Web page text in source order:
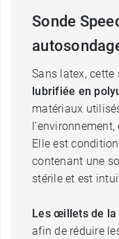
Sonde
Sans latex, cette
lubrifiée en
matériaux
Elle est
contenant une
stérile et est
Les œillets de la
afin de réduire